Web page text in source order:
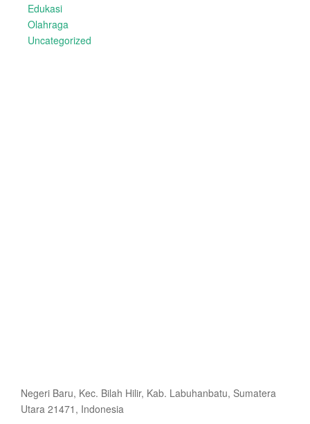
Edukasi
Olahraga
Uncategorized
Negeri Baru, Kec. Bilah Hilir, Kab. Labuhanbatu, Sumatera
Utara 21471, Indonesia